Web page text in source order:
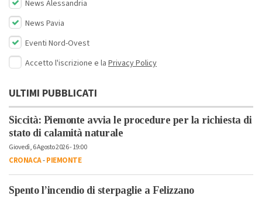
News Alessandria
News Pavia
Eventi Nord-Ovest
Accetto l'iscrizione e la Privacy Policy
ULTIMI PUBBLICATI
Siccità: Piemonte avvia le procedure per la richiesta di
stato di calamità naturale
Giovedì, 6 Agosto 2026 - 19:00
CRONACA-PIEMONTE
Spento l’incendio di sterpaglie a Felizzano